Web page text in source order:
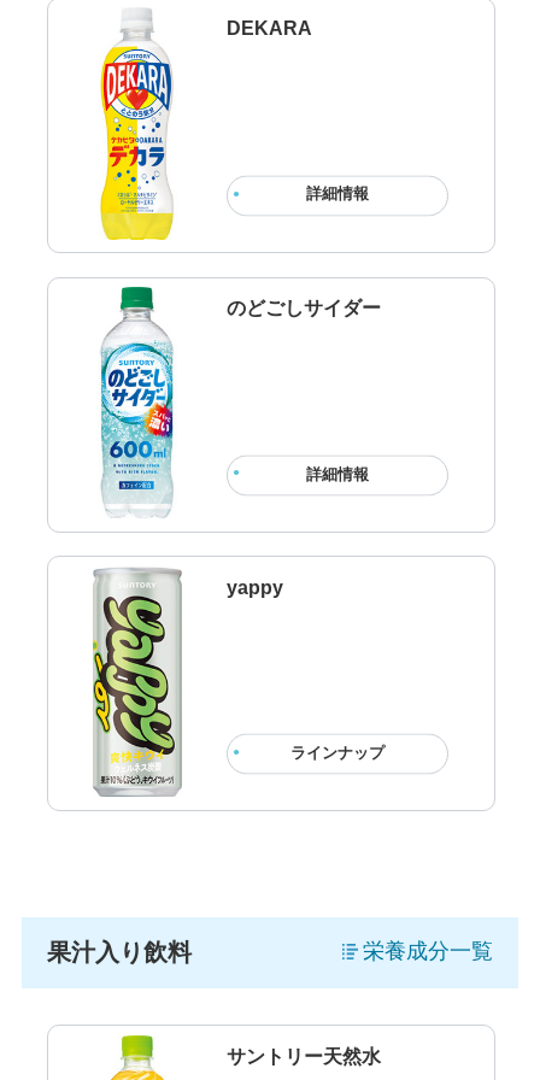
DEKARA
詳細情報
のどごしサイダー
詳細情報
yappy
ラインナップ
果汁入り飲料 栄養成分一覧
サントリー天然水